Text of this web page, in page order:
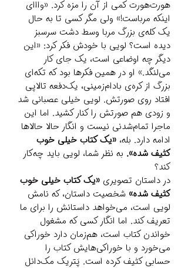
هورت‌هورت کمی از آن را مزه کرد. «وااای
اینکه مرباست!» ولی مگر کسی تا به حال
یک کله‌ی بزرگ مربا وسط دشت سرسبز
دیده است؟ لویی با خودش فکر کرد: «این
دیگر چه اوضاعی است، یک جای کار
می‌لنگد.» او در همین فکرها بود که تکه‌ای
بزرگ از کره‌ی بادام‌زمینی، یک‌دفعه تالاپی
افتاد روی صورتش. لویی خیلی عصبانی شد
و زودی هم صورتش را کنار کشید. اما این
ماجرا تمام‌شدنی نیست و انگار حالا حالاها
ادامه دارد. بله، «یک کتاب خیلی خوب
کثیف شده». به نظر شما، لویی باید چه‌کار
کند؟
در داستان تصویری «یک کتاب خیلی خوب
کثیف شده» شخصیت داستان، که نامش
لویی است، می‌خواهد داستانش را برای ما
تعریف کند. اما انگار کسی که مشغول
خواندن کتاب است، هم‌زمان دارد خوراکی
می‌خورد و با خوراکی‌هایش کتاب را
حسابی کثیف کرده است. پَتریک مک‌دانل